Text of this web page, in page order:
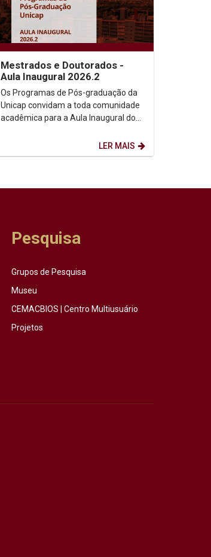
Mestrados e Doutorados -
Aula Inaugural 2026.2
Os Programas de Pós-graduação da
Unicap convidam a toda comunidade
acadêmica para a Aula Inaugural do
LER MAIS
Pesquisa
Grupos de Pesquisa
Museu
CEMACBIOS | Centro Multiusuário
Projetos